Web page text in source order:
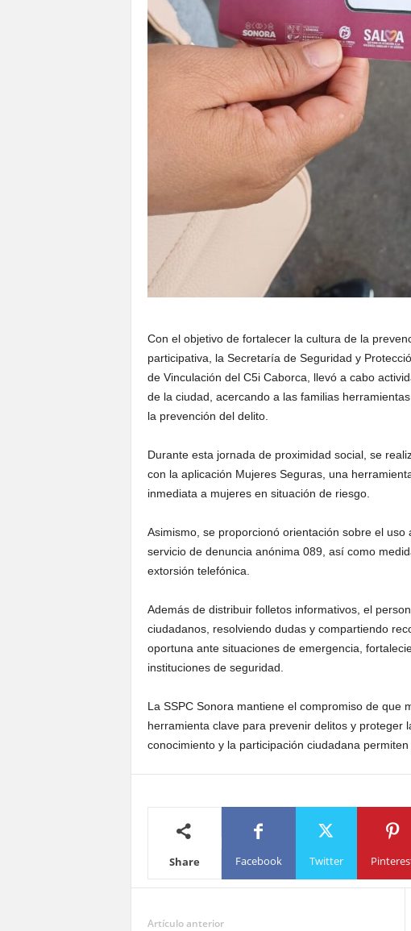
Con el objetivo de fortalecer la cultura de la
participativa, la Secretaría de Seguridad y
de Vinculación del C5i Caborca, llevó a cabo
de la ciudad, acercando a las familias
la prevención del delito.
Durante esta jornada de proximidad social, se
con la aplicación Mujeres Seguras, una
inmediata a mujeres en situación de riesgo.
Asimismo, se proporcionó orientación sobre el
servicio de denuncia anónima 089, así como
extorsión telefónica.
Además de distribuir folletos informativos, el
ciudadanos, resolviendo dudas y compartiendo
oportuna ante situaciones de emergencia,
instituciones de seguridad.
La SSPC Sonora mantiene el compromiso de que
herramienta clave para prevenir delitos y proteger
conocimiento y la participación ciudadana
Share Facebook Twitter
Artículo anterior